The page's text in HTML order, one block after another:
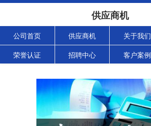
供应商机
公司首页 供应商机 关于我们
荣誉认证 招聘中心 客户案例